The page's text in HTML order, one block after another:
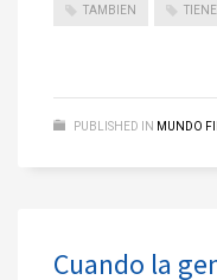
TAMBIEN
PUBLISHED IN MUNDO
Cuando la